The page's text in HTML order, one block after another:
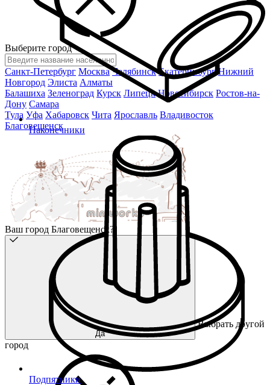
Наконечники
Подпятники
Выберите город
Санкт-Петербург Москва Челябинск Екатеринбург Нижний
Новгород Элиста Алматы
Балашиха Зеленоград Курск Липецк Новосибирск Ростов-на-
Дону Самара
Тула Уфа Хабаровск Чита Ярославль Владивосток
Благовещенск
Ваш город Благовещенск?
Да
Выбрать другой
город